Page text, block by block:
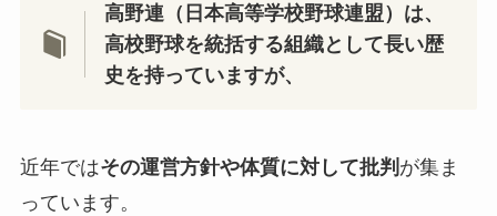
高野連（日本高等学校野球連盟）は、
高校野球を統括する組織として長い歴
史を持っていますが、
近年ではその運営方針や体質に対して批判 が集ま
っています。